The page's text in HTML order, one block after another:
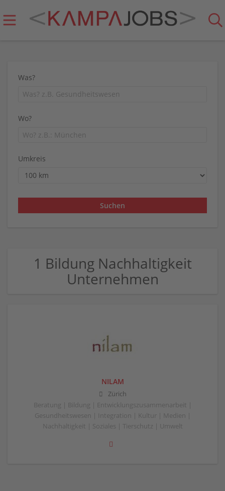
Was?
Wo?
Umkreis
1 Bildung Nachhaltigkeit
Unternehmen
NILAM
Zürich
Beratung | Bildung | Entwicklungszusammenarbeit |
Gesundheitswesen | Integration | Kultur | Medien |
Nachhaltigkeit | Soziales | Tierschutz | Umwelt